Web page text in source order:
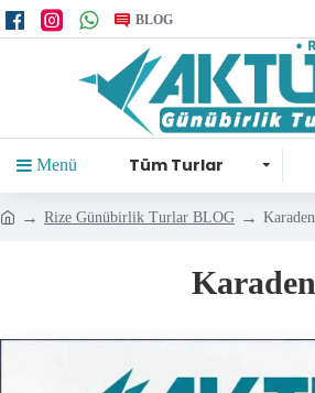
BLOG
Menü Tüm Turlar
Rize Günübirlik Turlar BLOG